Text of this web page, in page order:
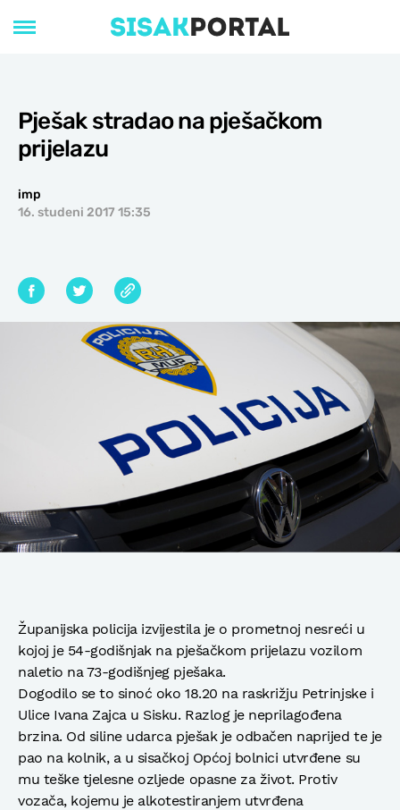
Pješak stradao na pješačkom
prijelazu
imp
16. studeni 2017 15:35
Županijska policija izvijestila je o prometnoj nesreći u
kojoj je 54-godišnjak na pješačkom prijelazu vozilom
naletio na 73-godišnjeg pješaka.
Dogodilo se to sinoć oko 18.20 na raskrižju Petrinjske i
Ulice Ivana Zajca u Sisku. Razlog je neprilagođena
brzina. Od siline udarca pješak je odbačen naprijed te je
pao na kolnik, a u sisačkoj Općoj bolnici utvrđene su
mu teške tjelesne ozljede opasne za život. Protiv
vozača, kojemu je alkotestiranjem utvrđena